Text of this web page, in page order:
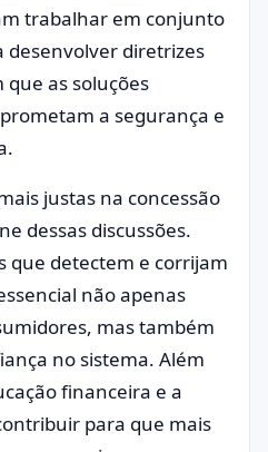
trabalhar em conjunto
desenvolver diretrizes
que as soluções
a segurança e
justas na concessão
dessas discussões.
que detectem e corrijam
não apenas
mas também
no sistema. Além
financeira e a
para que mais